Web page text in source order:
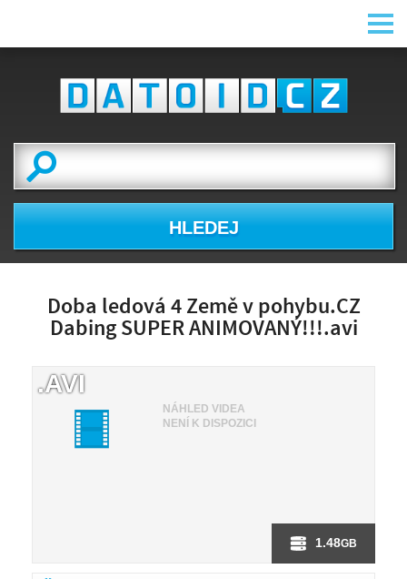
HLEDEJ
Doba ledová 4 Země v pohybu.CZ
Dabing SUPER ANIMOVANÝ!!!.avi
NÁHLED VIDEA
NENÍ K DISPOZICI
1.48GB
.AVI